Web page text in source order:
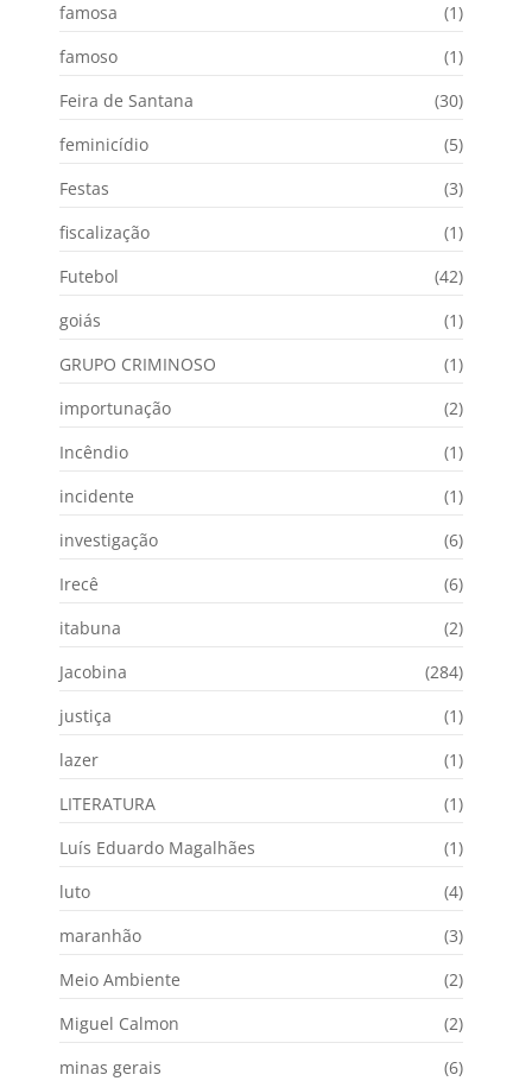
famosa
(1)
famoso
(1)
Feira de Santana
(30)
feminicídio
(5)
Festas
(3)
fiscalização
(1)
Futebol
(42)
goiás
(1)
GRUPO CRIMINOSO
(1)
importunação
(2)
Incêndio
(1)
incidente
(1)
investigação
(6)
Irecê
(6)
itabuna
(2)
Jacobina
(284)
justiça
(1)
lazer
(1)
LITERATURA
(1)
Luís Eduardo Magalhães
(1)
luto
(4)
maranhão
(3)
Meio Ambiente
(2)
Miguel Calmon
(2)
minas gerais
(6)